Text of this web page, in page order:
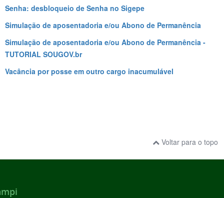
Senha: desbloqueio de Senha no Sigepe
Simulação de aposentadoria e/ou Abono de Permanência
Simulação de aposentadoria e/ou Abono de Permanência -
TUTORIAL SOUGOV.br
Vacância por posse em outro cargo inacumulável
Voltar para o topo